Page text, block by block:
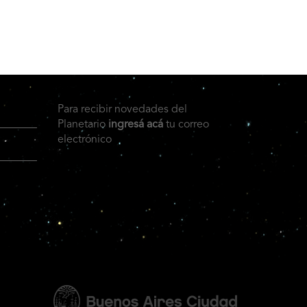
Para recibir novedades del
Planetario ingresá acá tu correo
electrónico